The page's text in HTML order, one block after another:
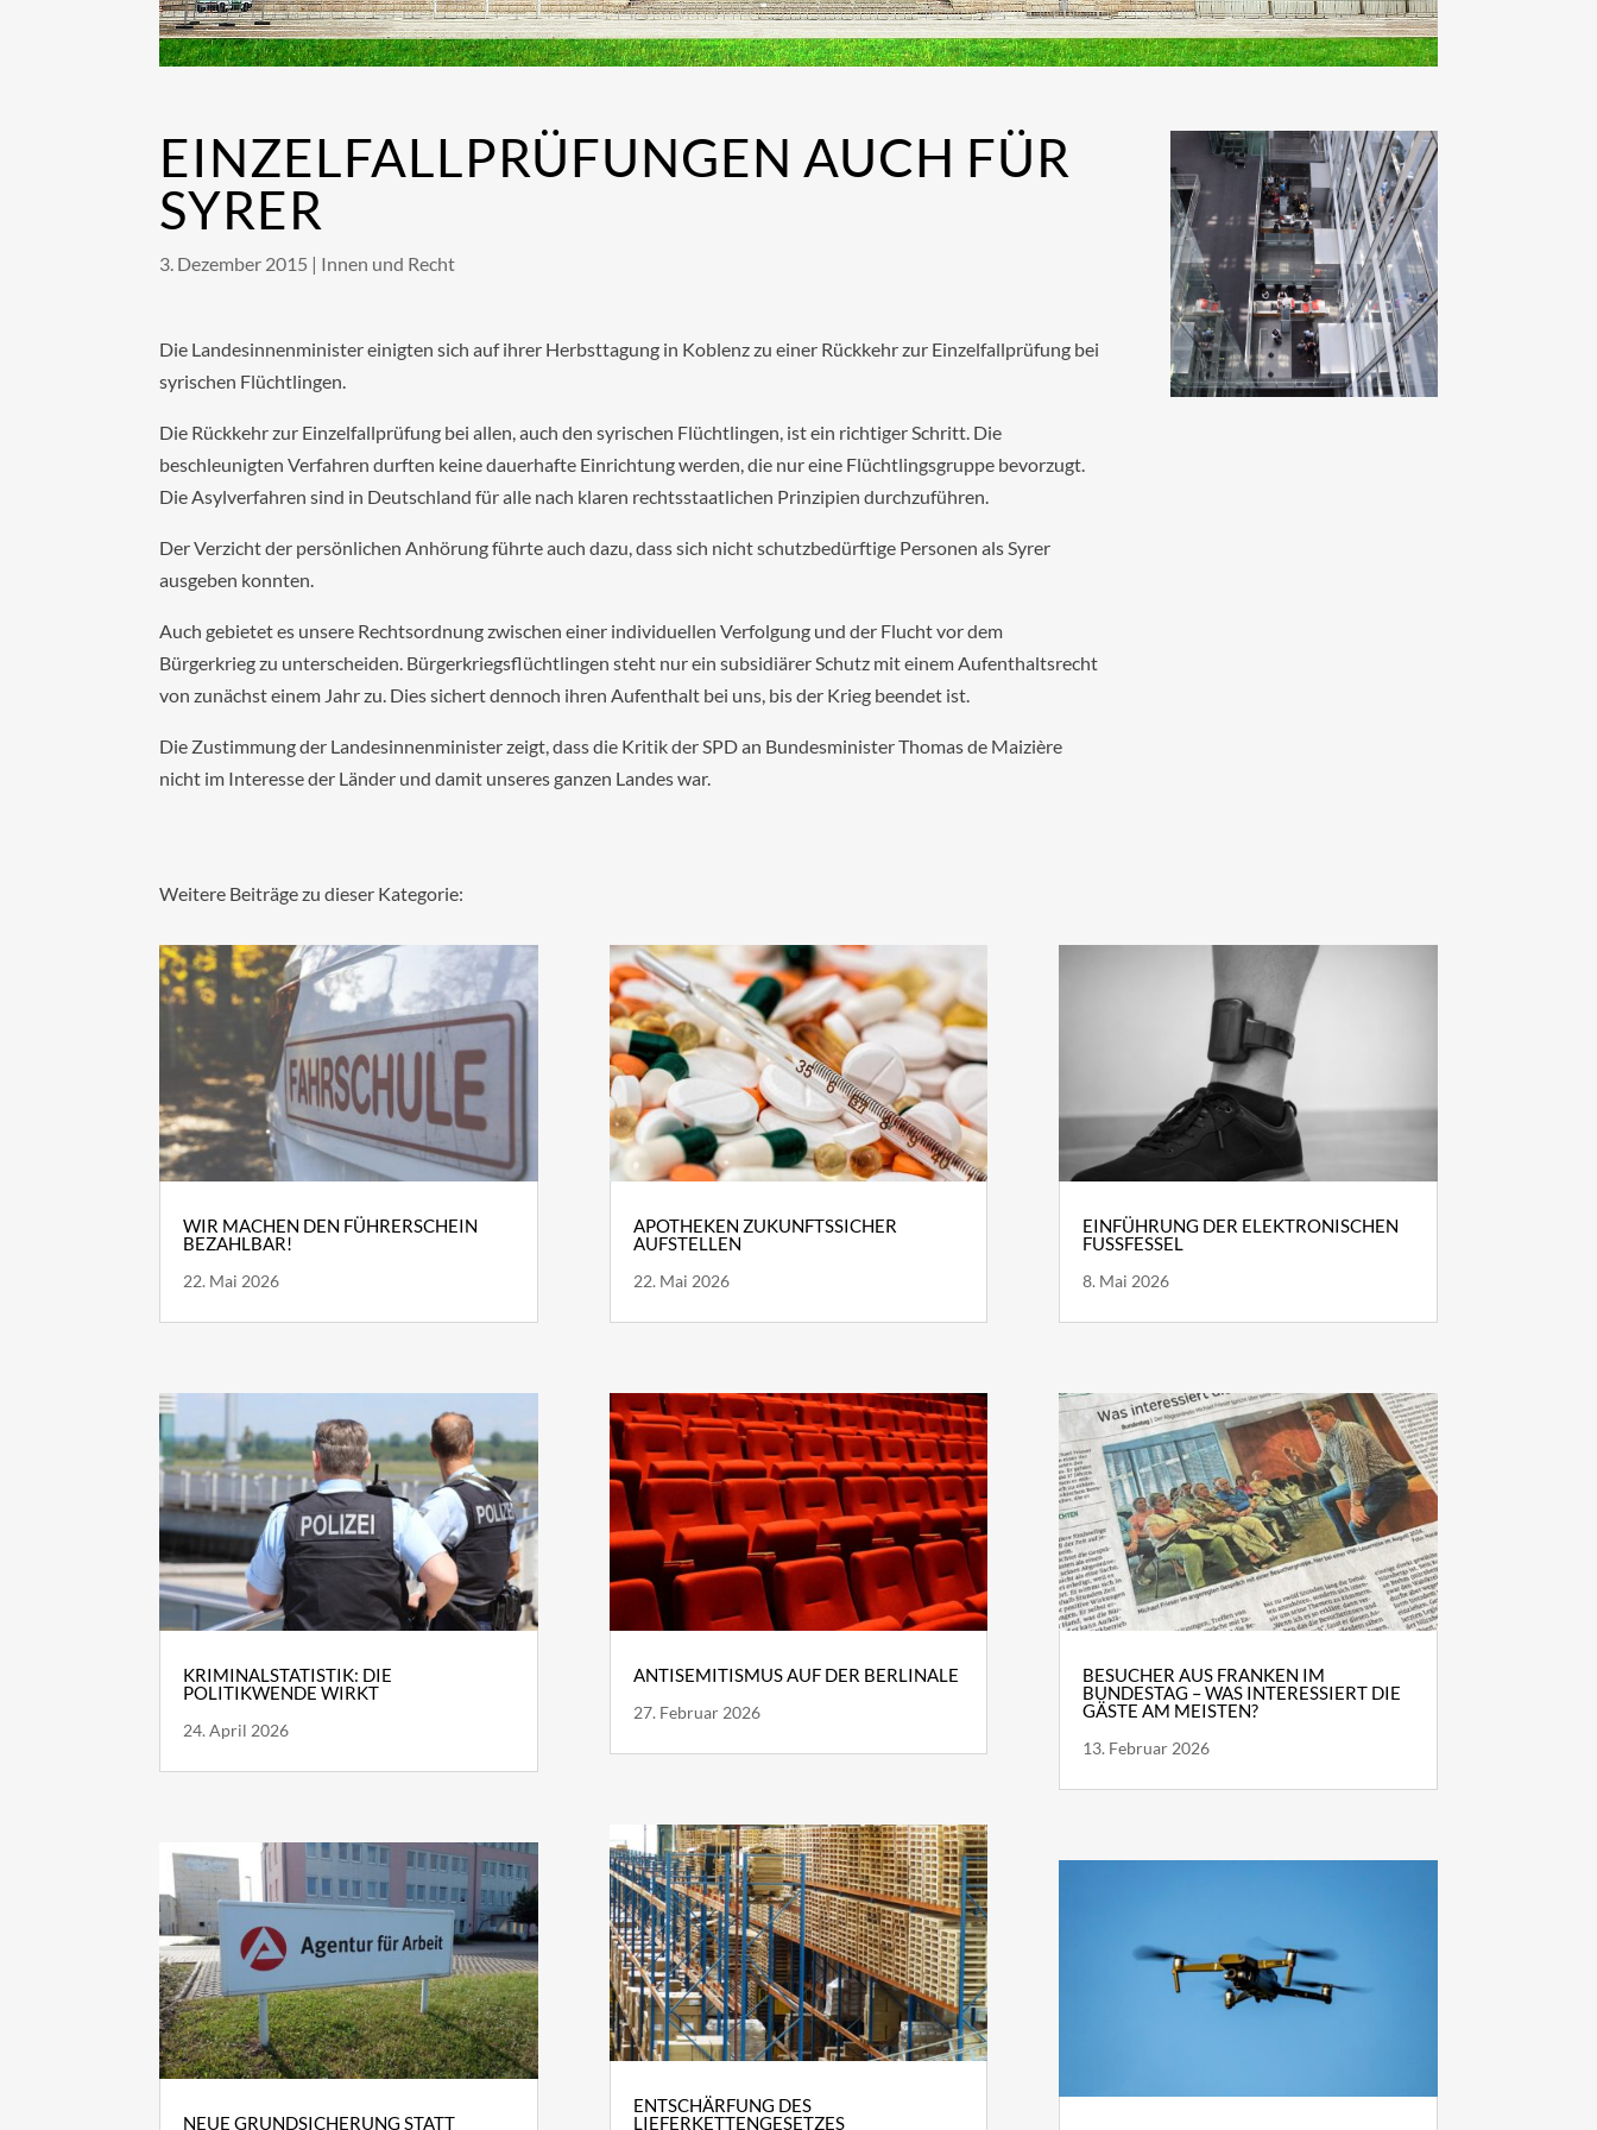
EINZELFALLPRÜFUNGEN AUCH FÜR
SYRER
3. Dezember 2015 | Innen und Recht
Die Landesinnenminister einigten sich auf ihrer Herbsttagung in Koblenz zu einer Rückkehr zur Einzelfallprüfung bei
syrischen Flüchtlingen.
Die Rückkehr zur Einzelfallprüfung bei allen, auch den syrischen Flüchtlingen, ist ein richtiger Schritt. Die
beschleunigten Verfahren durften keine dauerhafte Einrichtung werden, die nur eine Flüchtlingsgruppe bevorzugt.
Die Asylverfahren sind in Deutschland für alle nach klaren rechtsstaatlichen Prinzipien durchzuführen.
Der Verzicht der persönlichen Anhörung führte auch dazu, dass sich nicht schutzbedürftige Personen als Syrer
ausgeben konnten.
Auch gebietet es unsere Rechtsordnung zwischen einer individuellen Verfolgung und der Flucht vor dem
Bürgerkrieg zu unterscheiden. Bürgerkriegsflüchtlingen steht nur ein subsidiärer Schutz mit einem Aufenthaltsrecht
von zunächst einem Jahr zu. Dies sichert dennoch ihren Aufenthalt bei uns, bis der Krieg beendet ist.
Die Zustimmung der Landesinnenminister zeigt, dass die Kritik der SPD an Bundesminister Thomas de Maizière
nicht im Interesse der Länder und damit unseres ganzen Landes war.
Weitere Beiträge zu dieser Kategorie:
WIR MACHEN DEN FÜHRERSCHEIN
BEZAHLBAR!
22. Mai 2026
KRIMINALSTATISTIK: DIE
POLITIKWENDE WIRKT
24. April 2026
NEUE GRUNDSICHERUNG STATT
APOTHEKEN ZUKUNFTSSICHER
AUFSTELLEN
22. Mai 2026
ANTISEMITISMUS AUF DER BERLINALE
27. Februar 2026
ENTSCHÄRFUNG DES
LIEFERKETTENGESETZES
EINFÜHRUNG DER ELEKTRONISCHEN
FUSSFESSEL
8. Mai 2026
BESUCHER AUS FRANKEN IM
BUNDESTAG – WAS INTERESSIERT DIE
GÄSTE AM MEISTEN?
13. Februar 2026